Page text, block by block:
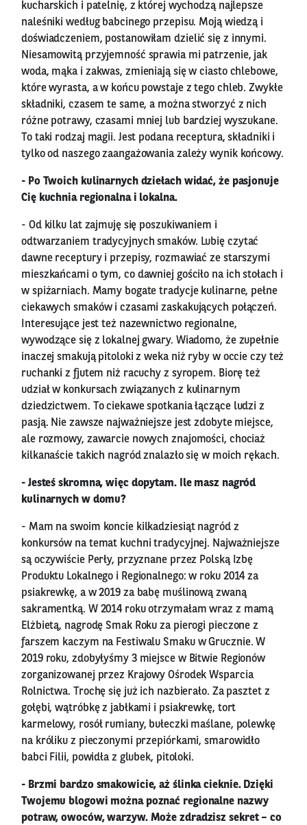
kucharskich i patelnię, z której wychodzą najlepsze
naleśniki według babcinego przepisu. Moją wiedzą i
doświadczeniem, postanowiłam dzielić się z innymi.
Niesamowitą przyjemność sprawia mi patrzenie, jak
woda, mąka i zakwas, zmieniają się w ciasto chlebowe,
które wyrasta, a w końcu powstaje z tego chleb. Zwykłe
składniki, czasem te same, a można stworzyć z nich
różne potrawy, czasami mniej lub bardziej wyszukane.
To taki rodzaj magii. Jest podana receptura, składniki i
tylko od naszego zaangażowania zależy wynik końcowy.
- Po Twoich kulinarnych dziełach widać, że pasjonuje
Cię kuchnia regionalna i lokalna.
- Od kilku lat zajmuję się poszukiwaniem i
odtwarzaniem tradycyjnych smaków. Lubię czytać
dawne receptury i przepisy, rozmawiać ze starszymi
mieszkańcami o tym, co dawniej gościło na ich stołach i
w spiżarniach. Mamy bogate tradycje kulinarne, pełne
ciekawych smaków i czasami zaskakujących połączeń.
Interesujące jest też nazewnictwo regionalne,
wywodzące się z lokalnej gwary. Wiadomo, że zupełnie
inaczej smakują pitoloki z weka niż ryby w occie czy też
ruchanki z fjutem niż racuchy z syropem. Biorę też
udział w konkursach związanych z kulinarnym
dziedzictwem. To ciekawe spotkania łączące ludzi z
pasją. Nie zawsze najważniejsze jest zdobyte miejsce,
ale rozmowy, zawarcie nowych znajomości, chociaż
kilkanaście takich nagród znalazło się w moich rękach.
- Jesteś skromna, więc dopytam. Ile masz nagród
kulinarnych w domu?
- Mam na swoim koncie kilkadziesiąt nagród z
konkursów na temat kuchni tradycyjnej. Najważniejsze
są oczywiście Perły, przyznane przez Polską Izbę
Produktu Lokalnego i Regionalnego: w roku 2014 za
psiakrewkę, a w 2019 za babę muślinową zwaną
sakramentką. W 2014 roku otrzymałam wraz z mamą
Elżbietą, nagrodę Smak Roku za pierogi pieczone z
farszem kaczym na Festiwalu Smaku w Grucznie. W
2019 roku, zdobyłyśmy 3 miejsce w Bitwie Regionów
zorganizowanej przez Krajowy Ośrodek Wsparcia
Rolnictwa. Trochę się już ich nazbierało. Za pasztet z
gołębi, wątróbkę z jabłkami i psiakrewkę, tort
karmelowy, rosół rumiany, bułeczki maślane, polewkę
na króliku z pieczonymi przepiórkami, smarowidło
babci Filii, powidła z glubek, pitoloki.
- Brzmi bardzo smakowicie, aż ślinka cieknie. Dzięki
Twojemu blogowi można poznać regionalne nazwy
potraw, owoców, warzyw. Może zdradzisz sekret – co